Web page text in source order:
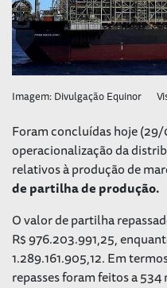
Imagem: Divulgação Equinor
Foram concluídas hoje
operacionalização da
relativos à produção de
de partilha de produção.
O valor de partilha
R$ 976.203.991,25,
1.289.161.905,12. Em
repasses foram feitos a